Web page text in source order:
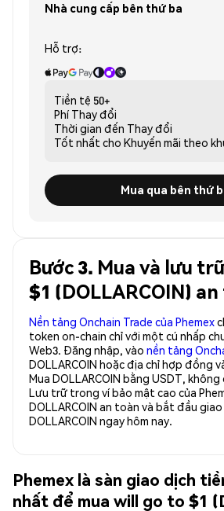
Nhà cung cấp bên thứ ba
Hỗ trợ:
Tiền tệ 50+
Phí Thay đổi
Thời gian đến Thay đổi
Tốt nhất cho Khuyến mãi theo
Mua qua bên thứ
Bước 3. Mua và lưu
$1 (DOLLARCOIN)
Nền tảng Onchain Trade của Phemex
token on-chain chỉ với một cú nhấp
Web3. Đăng nhập, vào nền tảng
DOLLARCOIN hoặc địa chỉ hợp đồng
Mua DOLLARCOIN bằng USDT,
Lưu trữ trong ví bảo mật cao của
DOLLARCOIN an toàn và bắt đầu
DOLLARCOIN ngay hôm nay.
Phemex là sàn giao dịch
nhất để mua will go to $1